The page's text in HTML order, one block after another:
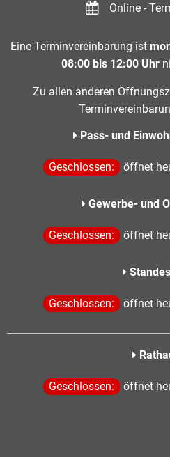
Online -
Eine Terminvereinbarung ist
08:00 bis 12:00 Uhr
Zu allen anderen
Pass- und
Klicken, um weitere
Geschlossen: öffnet
Gewerbe- und
Klicken, um weitere
Geschlossen: öffnet
Klicken, um weitere
Geschlossen: öffnet
Klicken, um weitere
Geschlossen: öffnet